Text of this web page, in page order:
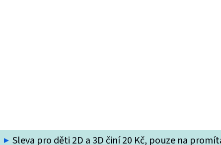
Sleva pro děti 2D a 3D činí 20 Kč, pouze na